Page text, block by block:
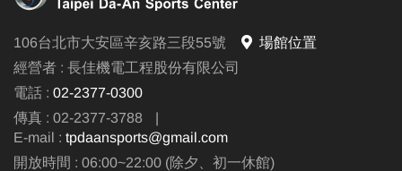
106台北市大安區辛亥路三段55號
場館位置
經營者 : 長佳機電工程股份有限公司
電話 : 02-2377-0300
傳真 : 02-2377-3788
|
E-mail : tpdaansports@gmail.com
開放時間 : 06:00~22:00 (除夕、初一休館)